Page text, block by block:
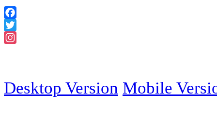
Facebook
Twitter
Desktop Version Mobile